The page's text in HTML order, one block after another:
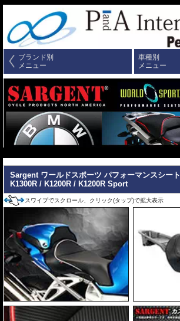
ブランド別
メニュー
車種別
メニュー
Sargent ワールドスポーツ パフォーマンスシート
K1300R / K1200R / K1200R Sport
スワイプでスクロール、クリック(タップ)で拡大表示